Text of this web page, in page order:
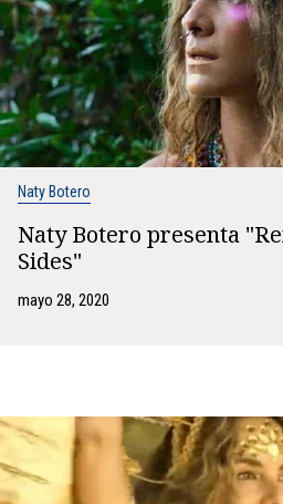
Naty Botero
Naty Botero presenta
Sides"
mayo 28, 2020